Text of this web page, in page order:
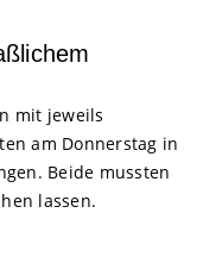
mit jeweils
am Donnerstag in
Beide mussten
lassen.